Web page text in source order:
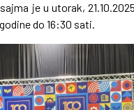
je u utorak,
do 16:30 sati.